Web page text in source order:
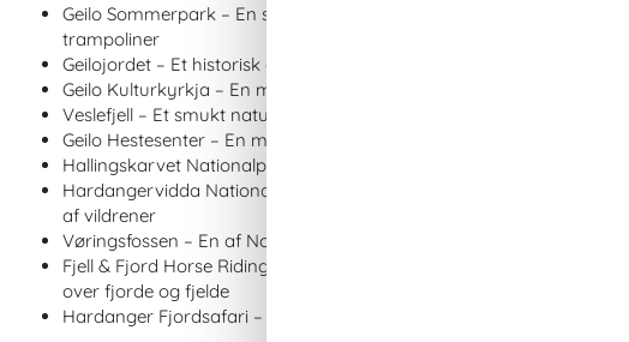
Geilo Sommerpark – En sjov og familievenlig park med mange
trampoliner
Geilojordet – Et historisk område med gamle træhuse, en smedje og
Geilo Kulturkyrkja – En moderne kirke med enestående arkitektur
Veslefjell – Et smukt naturområde med vandrestier og picnicområder
Geilo Hestesenter – En mulighed for at opleve hesteryg ridning i de
Hallingskarvet Nationalpark – En stor nationalpark med utrolig
Hardangervidda Nationalpark – Europas største højfjeldsplateau
af vildrener
Vøringsfossen – En af Norges mest berømte vandfald, beliggende i
Fjell & Fjord Horse Riding – En anden mulighed for hesteryg ridning,
over fjorde og fjelde
Hardanger Fjordsafari – En guidet tur i speedbåd på